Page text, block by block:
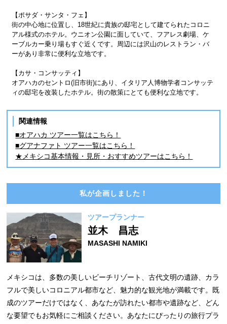
【ポサダ・サンタ・フェ】
街の中心地に位置し、18世紀に貴族の邸宅として建てられたコロニ
アル様式のホテル。ウニオン公園に面していて、フアレス劇場、ケ
ーブルカー乗り場もすぐ近くです。周辺には沢山のレストラン・バ
ーがあり非常に便利な立地です。
【カサ・コンサッティ】
オアハカのセントロ(旧市街)にあり、イタリア人博物学者コンサッテ
ィの邸宅を改装したホテル。街の散策にとても便利な立地です。
関連情報
■オアハカ ツアー一覧はこちら！
■グアナファト ツアー一覧はこちら！
★メキシコ基本情報・見所・おすすめツアーはこちら！
私が企画しました！
ツアープランナー
並木 昌志
MASASHI NAMIKI
メキシコは、多数の美しいビーチリゾート、古代文明の遺跡、カラ
フルで美しいコロニアル都市など、魅力的な観光地が満載です。既
成のツアーだけではなく、あなたが訪れたい都市や遺跡など、どん
な要望でもお気軽にご相談ください。あなたにぴったりの旅行プラ